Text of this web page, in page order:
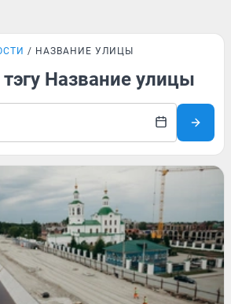
НАЗВАНИЕ УЛИЦЫ
Название улицы